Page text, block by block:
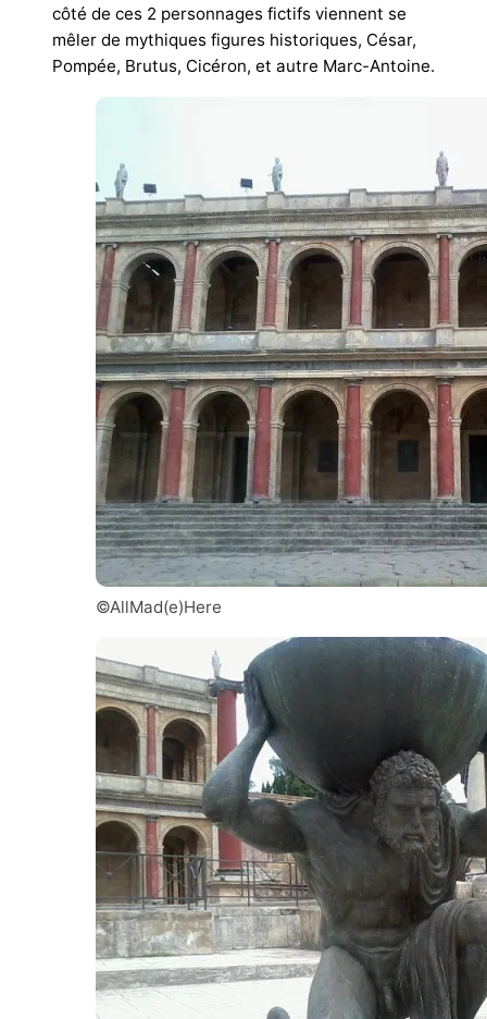
côté de ces 2 personnages fictifs viennent se
mêler de mythiques figures historiques, César,
Pompée, Brutus, Cicéron, et autre Marc-Antoine.
©AllMad(e)Here